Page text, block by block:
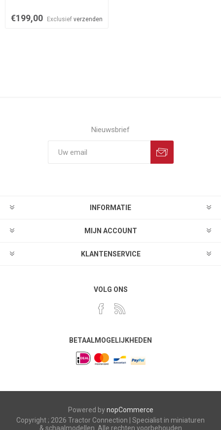
€199,00 Exclusief verzenden
Nieuwsbrief
INFORMATIE
MIJN ACCOUNT
KLANTENSERVICE
VOLG ONS
BETAALMOGELIJKHEDEN
Powered bynopCommerce
Copyright ; 2026 Tractor Connection | Specialist in miniaturen
& schaalmodellen. Alle rechten voorbehouden